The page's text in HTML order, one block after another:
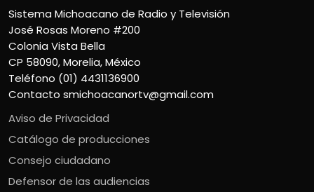
Sistema Michoacano de Radio y Televisión
José Rosas Moreno #200
Colonia Vista Bella
CP 58090, Morelia, México
Teléfono (01) 4431136900
Contacto smichoacanortv@gmail.com
Aviso de Privacidad
Catálogo de producciones
Consejo ciudadano
Defensor de las audiencias